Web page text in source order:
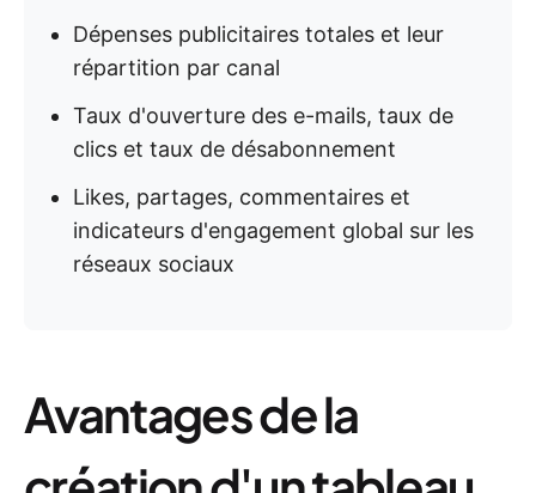
Dépenses publicitaires totales et leur
répartition par canal
Taux d'ouverture des e-mails, taux de
clics et taux de désabonnement
Likes, partages, commentaires et
indicateurs d'engagement global sur les
réseaux sociaux
Avantages de la